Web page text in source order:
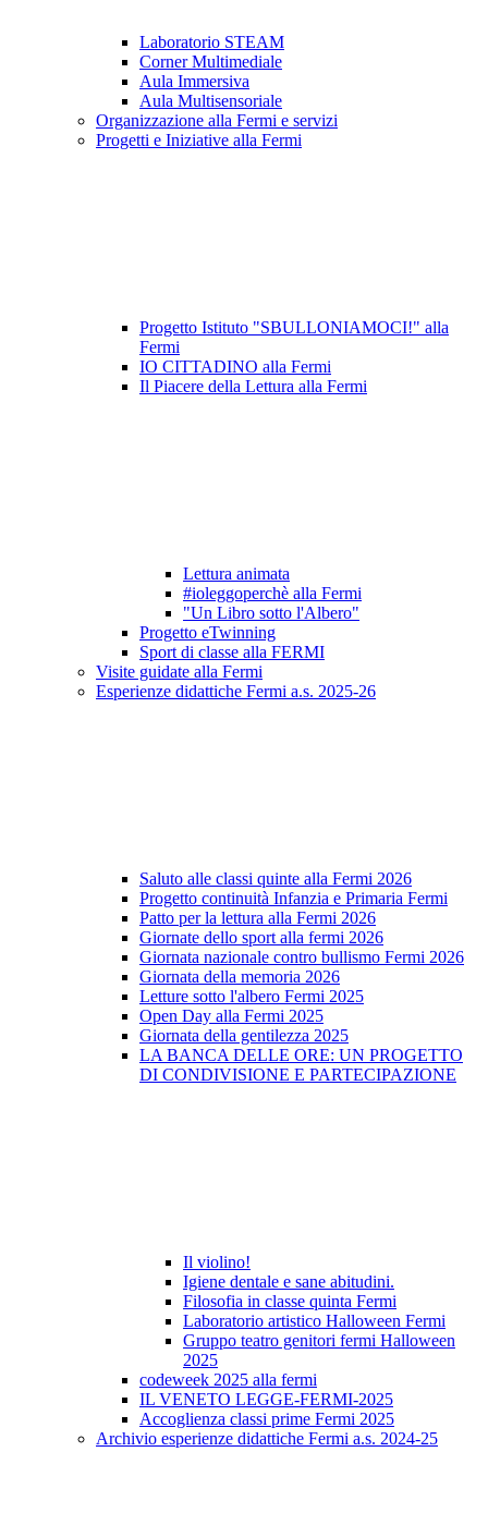
Laboratorio STEAM
Corner Multimediale
Aula Immersiva
Aula Multisensoriale
Organizzazione alla Fermi e servizi
Progetti e Iniziative alla Fermi
Progetto Istituto "SBULLONIAMOCI!" alla
Fermi
IO CITTADINO alla Fermi
Il Piacere della Lettura alla Fermi
Lettura animata
#ioleggoperchè alla Fermi
"Un Libro sotto l'Albero"
Progetto eTwinning
Sport di classe alla FERMI
Visite guidate alla Fermi
Esperienze didattiche Fermi a.s. 2025-26
Saluto alle classi quinte alla Fermi 2026
Progetto continuità Infanzia e Primaria Fermi
Patto per la lettura alla Fermi 2026
Giornate dello sport alla fermi 2026
Giornata nazionale contro bullismo Fermi 2026
Giornata della memoria 2026
Letture sotto l'albero Fermi 2025
Open Day alla Fermi 2025
Giornata della gentilezza 2025
LA BANCA DELLE ORE: UN PROGETTO
DI CONDIVISIONE E PARTECIPAZIONE
Il violino!
Igiene dentale e sane abitudini.
Filosofia in classe quinta Fermi
Laboratorio artistico Halloween Fermi
Gruppo teatro genitori fermi Halloween
2025
codeweek 2025 alla fermi
IL VENETO LEGGE-FERMI-2025
Accoglienza classi prime Fermi 2025
Archivio esperienze didattiche Fermi a.s. 2024-25